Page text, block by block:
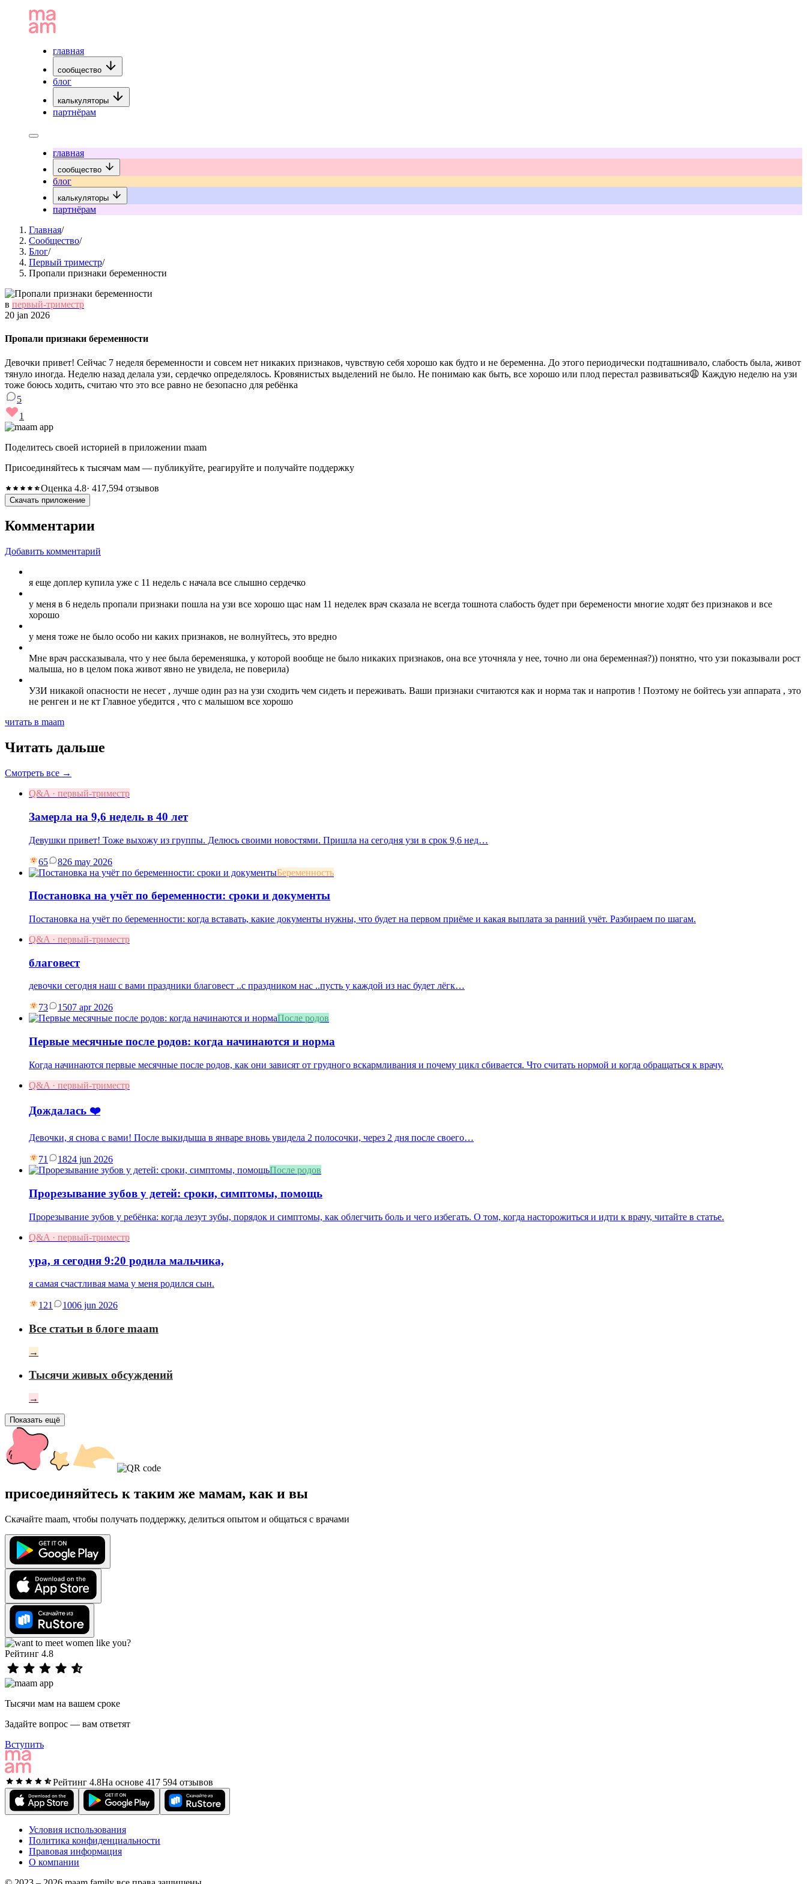
главная
сообщество
блог
калькуляторы
партнёрам
главная
сообщество
блог
калькуляторы
партнёрам
Главная/
Сообщество/
Блог/
Первый триместр/
Пропали признаки беременности
в первый-триместр
20 jan 2026
Пропали признаки беременности
Девочки привет! Сейчас 7 неделя беременности и совсем нет никаких признаков, чувствую себя хорошо как будто и не беременна. До этого периодически подташнивало, слабость была, живот
тянуло иногда. Неделю назад делала узи, сердечко определялось. Кровянистых выделений не было. Не понимаю как быть, все хорошо или плод перестал развиваться😩 Каждую неделю на узи
тоже боюсь ходить, считаю что это все равно не безопасно для ребёнка
5
1
Поделитесь своей историей в приложении maam
Присоединяйтесь к тысячам мам — публикуйте, реагируйте и получайте поддержку
Оценка 4.8· 417,594 отзывов
Скачать приложение
Комментарии
Добавить комментарий
я еще доплер купила уже с 11 недель с начала все слышно сердечко
у меня в 6 недель пропали признаки пошла на узи все хорошо щас нам 11 неделек врач сказала не всегда тошнота слабость будет при беремености многие ходят без признаков и все
хорошо
у меня тоже не было особо ни каких признаков, не волнуйтесь, это вредно
Мне врач рассказывала, что у нее была беременяшка, у которой вообще не было никаких признаков, она все уточняла у нее, точно ли она беременная?)) понятно, что узи показывали рост
малыша, но в целом пока живот явно не увидела, не поверила)
УЗИ никакой опасности не несет , лучше один раз на узи сходить чем сидеть и переживать. Ваши признаки считаются как и норма так и напротив ! Поэтому не бойтесь узи аппарата , это
не ренген и не кт Главное убедится , что с малышом все хорошо
читать в maam
Читать дальше
Смотреть все →
Q&A · первый-триместр
Замерла на 9,6 недель в 40 лет
Девушки привет! Тоже выхожу из группы. Делюсь своими новостями. Пришла на сегодня узи в срок 9,6 нед…
65 826 may 2026
Беременность
Постановка на учёт по беременности: сроки и документы
Постановка на учёт по беременности: когда вставать, какие документы нужны, что будет на первом приёме и какая выплата за ранний учёт. Разбираем по шагам.
Q&A · первый-триместр
благовест
девочки сегодня наш с вами праздники благовест ..с праздником нас ..пусть у каждой из нас будет лёгк…
73 1507 apr 2026
После родов
Первые месячные после родов: когда начинаются и норма
Когда начинаются первые месячные после родов, как они зависят от грудного вскармливания и почему цикл сбивается. Что считать нормой и когда обращаться к врачу.
Q&A · первый-триместр
Дождалась ❤️
Девочки, я снова с вами! После выкидыша в январе вновь увидела 2 полосочки, через 2 дня после своего…
71 1824 jun 2026
После родов
Прорезывание зубов у детей: сроки, симптомы, помощь
Прорезывание зубов у ребёнка: когда лезут зубы, порядок и симптомы, как облегчить боль и чего избегать. О том, когда насторожиться и идти к врачу, читайте в статье.
Q&A · первый-триместр
ура, я сегодня 9:20 родила мальчика,
я самая счастливая мама у меня родился сын.
121 1006 jun 2026
Все статьи в блоге maam
→
Тысячи живых обсуждений
→
Показать ещё
присоединяйтесь к таким же мамам, как и вы
Скачайте maam, чтобы получать поддержку, делиться опытом и общаться с врачами
Рейтинг 4.8
Тысячи мам на вашем сроке
Задайте вопрос — вам ответят
Вступить
Рейтинг 4.8На основе 417 594 отзывов
Условия использования
Политика конфиденциальности
Правовая информация
О компании